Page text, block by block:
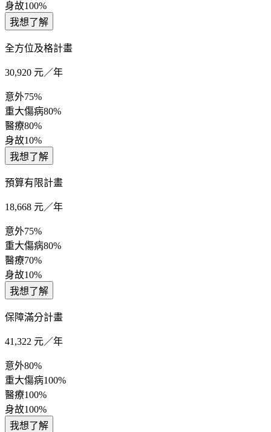
身故100%
我想了解
全方位及格計畫
30,920 元／年
意外75%
重大傷病80%
醫療80%
身故10%
我想了解
預算有限計畫
18,668 元／年
意外75%
重大傷病80%
醫療70%
身故10%
我想了解
保障滿分計畫
41,322 元／年
意外80%
重大傷病100%
醫療100%
身故100%
我想了解